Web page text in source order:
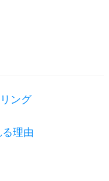
ング
理由